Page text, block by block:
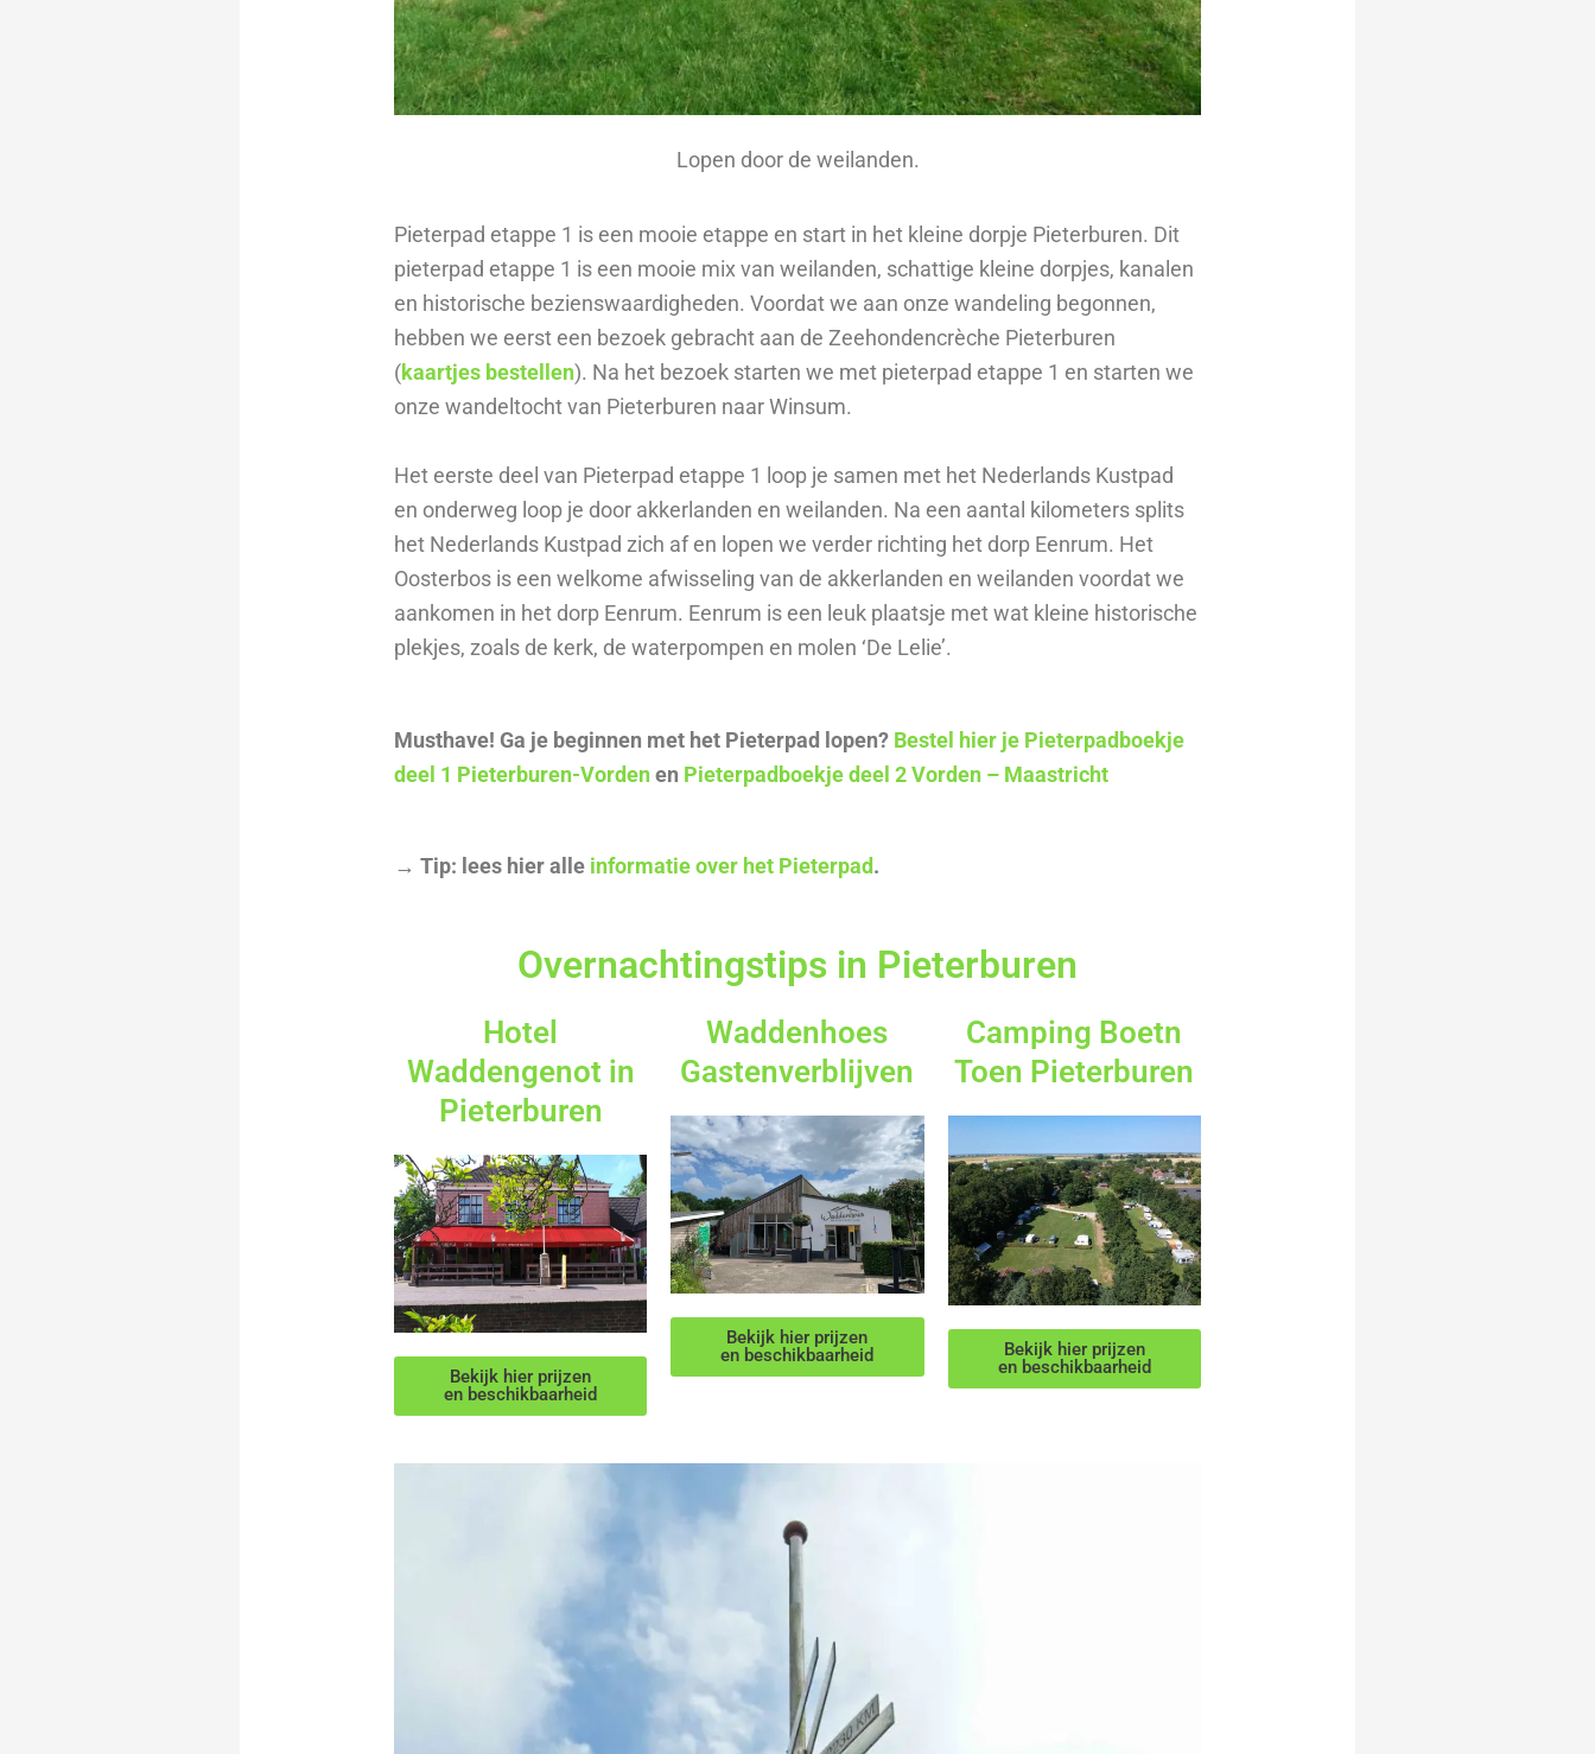
Lopen door de weilanden.
Pieterpad etappe 1 is een mooie etappe en start in het kleine dorpje Pieterburen. Dit
pieterpad etappe 1 is een mooie mix van weilanden, schattige kleine dorpjes, kanalen
en historische bezienswaardigheden. Voordat we aan onze wandeling begonnen,
hebben we eerst een bezoek gebracht aan de Zeehondencrèche Pieterburen
(kaartjes bestellen). Na het bezoek starten we met pieterpad etappe 1 en starten we
onze wandeltocht van Pieterburen naar Winsum.
Het eerste deel van Pieterpad etappe 1 loop je samen met het Nederlands Kustpad
en onderweg loop je door akkerlanden en weilanden. Na een aantal kilometers splits
het Nederlands Kustpad zich af en lopen we verder richting het dorp Eenrum. Het
Oosterbos is een welkome afwisseling van de akkerlanden en weilanden voordat we
aankomen in het dorp Eenrum. Eenrum is een leuk plaatsje met wat kleine historische
plekjes, zoals de kerk, de waterpompen en molen ‘De Lelie’.
Musthave! Ga je beginnen met het Pieterpad lopen? Bestel hier je Pieterpadboekje
deel 1 Pieterburen-Vordenen Pieterpadboekje deel 2 Vorden – Maastricht
→ Tip: lees hier alle informatie over het Pieterpad.
Overnachtingstips in Pieterburen
Hotel
Waddengenot in
Pieterburen
Bekijk hier prijzen
en beschikbaarheid
Waddenhoes
Gastenverblijven
Bekijk hier prijzen
en beschikbaarheid
Camping Boetn
Toen Pieterburen
Bekijk hier prijzen
en beschikbaarheid